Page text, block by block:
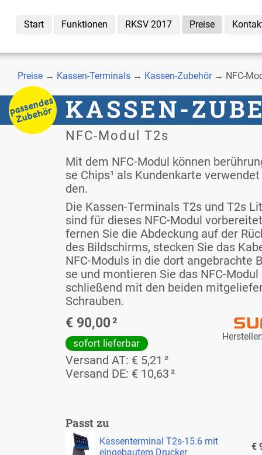
Start Funk­tio­nen RKSV 2017 Prei­se
Prei­se → Kas­sen-Ter­mi­nals → Kas­sen-Zu­be­hör→ NFC-
KAS­SEN-
NFC-Mo­dul T2s
Mit dem NFC-Mo­dul kön­nen
se Chips¹ als Kun­den­kar­te
den.
Die Kas­sen-Ter­mi­nals T2s und T2s
sind für die­ses NFC-Mo­dul
fer­nen Sie die Ab­de­ckung auf der
des Bild­schirms, ste­cken Sie das
NFC-Mo­duls in die dort an­ge­brach­te
se und mon­tie­ren Sie das NFC-
schlie­ßend mit den bei­den
Schrau­ben.
€ 90,00²
so­fort lie­fer­bar
Ver­sand AT: € 5,21 ²
Ver­sand DE: € 10,63²
Passt zu
Kas­sen­ter­mi­nal T2s-15.6 mit
ein­ge­bau­tem Dru­cker
€